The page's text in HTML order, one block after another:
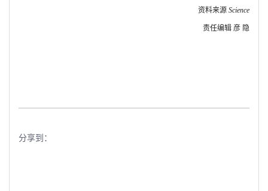
资料来源 Science
责任编辑 彦 隐
分享到：